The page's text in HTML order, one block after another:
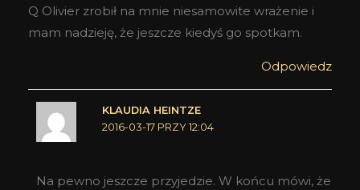
Q Olivier zrobił na mnie niesamowite wrażenie i
mam nadzieję, że jeszcze kiedyś go spotkam.
Odpowiedz
KLAUDIA HEINTZE
2016-03-17 PRZY 12:04
Na pewno jeszcze przyjedzie. W końcu mówi, że